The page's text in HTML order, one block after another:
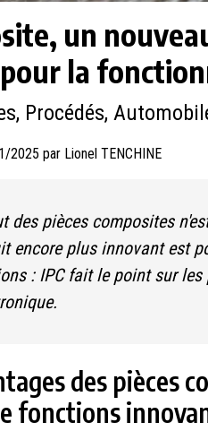
un
la
Procédés,
2025 par Lionel TENCHINE
des pièces composites
encore plus innovant est
: IPC fait le point sur
des pièces
fonctions